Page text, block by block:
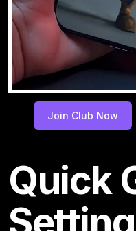
Join Club Now
Quick